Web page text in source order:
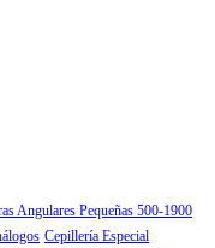
Angulares Pequeñas 500-1900
Cepillería Especial